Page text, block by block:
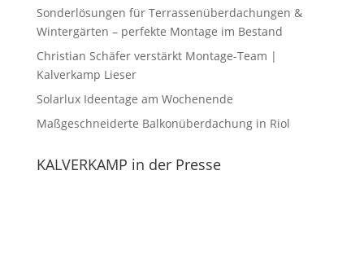
Sonderlösungen für Terrassenüberdachungen &
Wintergärten – perfekte Montage im Bestand
Christian Schäfer verstärkt Montage-Team |
Kalverkamp Lieser
Solarlux Ideentage am Wochenende
Maßgeschneiderte Balkonüberdachung in Riol
KALVERKAMP in der Presse